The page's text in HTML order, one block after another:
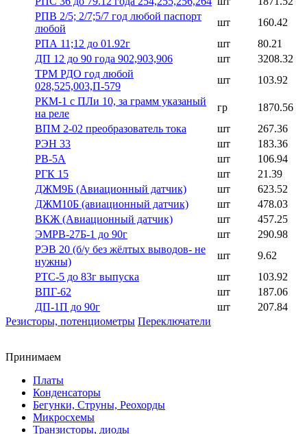
РПВ 2/5; 2/7;5/7 год любой паспорт
любой
шт
160.42
РПА 11;12 до 01.92г
шт
80.21
ДП 12 до 90 года 902,903,906
шт
3208.32
ТРМ РДО год любой
028,525,003,П-579
шт
103.92
РКМ-1 с ПЛи 10, за грамм указаный
на реле
гр
1870.56
ВПМ 2-02 преобразователь тока
шт
267.36
РЭН 33
шт
183.36
РВ-5А
шт
106.94
РГК 15
шт
21.39
ДЖМ9Б (Авиационный датчик)
шт
623.52
ДЖМ10Б (авиационный датчик)
шт
478.03
ВКЖ (Авиационный датчик)
шт
457.25
ЭМРВ-27Б-1 до 90г
шт
290.98
РЭВ 20 (б/у без жёлтых выводов- не
нужны)
шт
9.62
РТС-5 до 83г выпуска
шт
103.92
ВПГ-62
шт
187.06
ДП-1П до 90г
шт
207.84
Резисторы, потенциометры Переключатели
Принимаем
Платы
Конденсаторы
Бегунки, Струны, Реохорды
Микросхемы
Транзисторы, диоды